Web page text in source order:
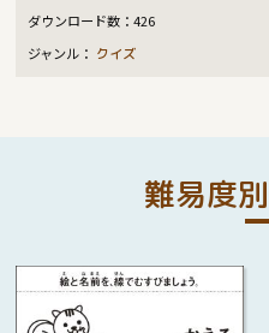
ダウンロード数：426
ジャンル： クイズ
難易度